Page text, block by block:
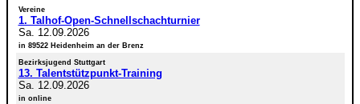
Vereine
1. Talhof-Open-Schnellschachturnier
Sa. 12.09.2026
in 89522 Heidenheim an der Brenz
Bezirksjugend Stuttgart
13. Talentstützpunkt-Training
Sa. 12.09.2026
in online